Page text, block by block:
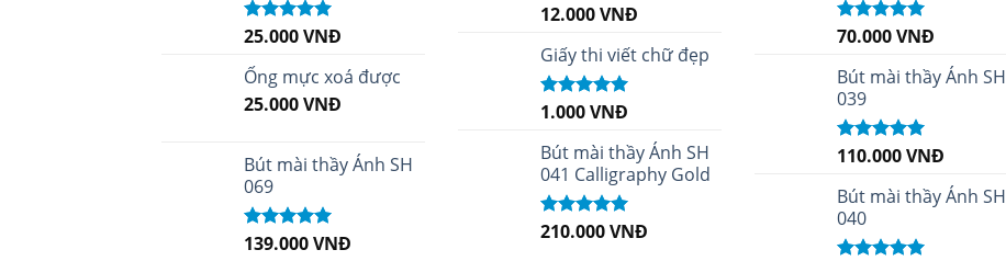
Được xếp
sao
25.000VNĐ
Ống mực xoá được
25.000VNĐ
Bút mài thầy Ánh SH
069
Được xếp
139.000VNĐ
Được xếp
sao
12.000VNĐ
Giấy thi viết chữ đẹp
Được xếp
sao
1.000VNĐ
Bút mài thầy Ánh SH
041 Calligraphy Gold
Được xếp
210.000VNĐ
Được xếp
sao
70.000VNĐ
Bút mài thầy Ánh SH
039
Được xếp
sao
110.000VNĐ
Bút mài thầy Ánh SH
040